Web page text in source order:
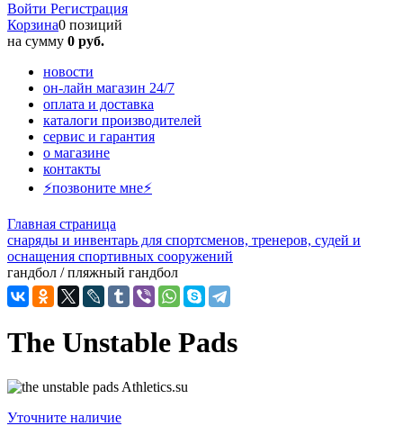
Войти Регистрация
Корзина0 позиций
на сумму 0 руб.
новости
он-лайн магазин 24/7
оплата и доставка
каталоги производителей
сервис и гарантия
о магазине
контакты
⚡позвоните мне⚡
Главная страница
снаряды и инвентарь для спортсменов, тренеров, судей и
оснащения спортивных сооружений
гандбол / пляжный гандбол
The Unstable Pads
Уточните наличие